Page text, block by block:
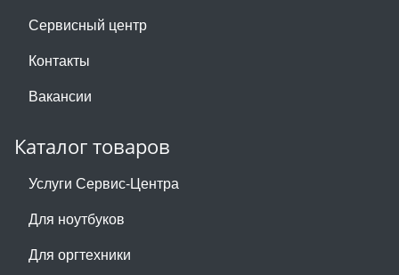
Сервисный центр
Контакты
Вакансии
Каталог товаров
Услуги Сервис-Центра
Для ноутбуков
Для оргтехники